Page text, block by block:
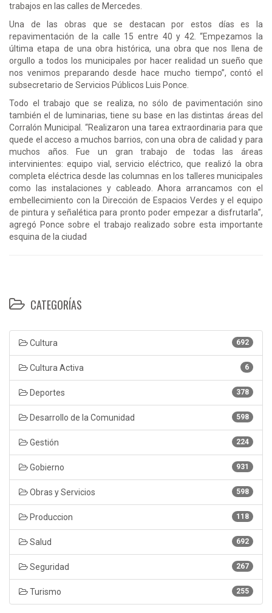
trabajos en las calles de Mercedes.
Una de las obras que se destacan por estos días es la
repavimentación de la calle 15 entre 40 y 42. “Empezamos la
última etapa de una obra histórica, una obra que nos llena de
orgullo a todos los municipales por hacer realidad un sueño que
nos venimos preparando desde hace mucho tiempo”, contó el
subsecretario de Servicios Públicos Luis Ponce.
Todo el trabajo que se realiza, no sólo de pavimentación sino
también el de luminarias, tiene su base en las distintas áreas del
Corralón Municipal. “Realizaron una tarea extraordinaria para que
quede el acceso a muchos barrios, con una obra de calidad y para
muchos años. Fue un gran trabajo de todas las áreas
intervinientes: equipo vial, servicio eléctrico, que realizó la obra
completa eléctrica desde las columnas en los talleres municipales
como las instalaciones y cableado. Ahora arrancamos con el
embellecimiento con la Dirección de Espacios Verdes y el equipo
de pintura y señalética para pronto poder empezar a disfrutarla”,
agregó Ponce sobre el trabajo realizado sobre esta importante
esquina de la ciudad
CATEGORÍAS
692
Cultura
6
Cultura Activa
378
Deportes
598
Desarrollo de la Comunidad
224
Gestión
931
Gobierno
598
Obras y Servicios
118
Produccion
692
Salud
267
Seguridad
255
Turismo